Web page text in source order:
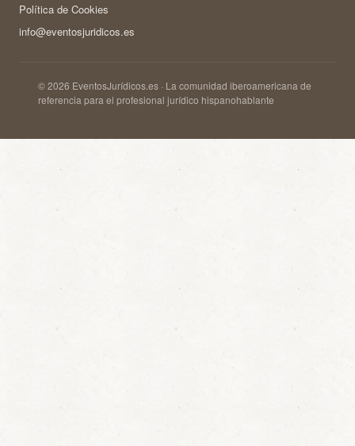
Política de Cookies
info@eventosjuridicos.es
© 2026 EventosJurídicos.es · La comunidad iberoamericana de
referencia para el profesional jurídico hispanohablante